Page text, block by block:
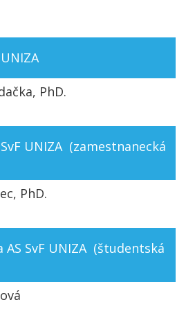
PhD.
UNIZA (zamestnanecká
PhD.
AS SvF UNIZA (študentská